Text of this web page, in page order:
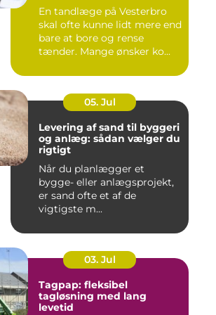
En tandlæge på Vesterbro
skal ofte kunne lidt mere end
bare at bore og rense
tænder. Mange ønsker ko...
05. Jul
Levering af sand til byggeri
og anlæg: sådan vælger du
rigtigt
Når du planlægger et
bygge- eller anlægsprojekt,
er sand ofte et af de
vigtigste m...
03. Jul
Tagpap: fleksibel
tagløsning med lang
levetid